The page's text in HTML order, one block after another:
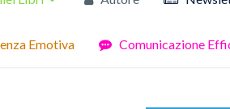
Emotiva Comunicazione